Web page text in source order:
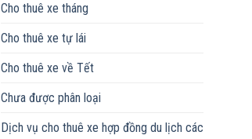
Cho thuê xe tháng
Cho thuê xe tự lái
Cho thuê xe về Tết
Chưa được phân loại
Dịch vụ cho thuê xe hợp đồng du lịch các